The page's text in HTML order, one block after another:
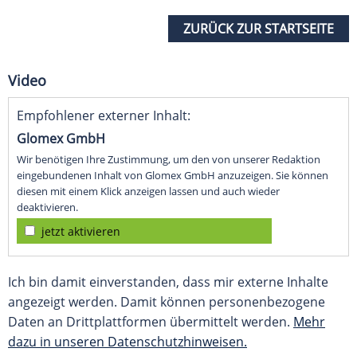
ZURÜCK ZUR STARTSEITE
Video
Empfohlener externer Inhalt:
Glomex GmbH
Wir benötigen Ihre Zustimmung, um den von unserer Redaktion
eingebundenen Inhalt von Glomex GmbH anzuzeigen. Sie können
diesen mit einem Klick anzeigen lassen und auch wieder
deaktivieren.
jetzt aktivieren
Ich bin damit einverstanden, dass mir externe Inhalte
angezeigt werden. Damit können personenbezogene
Daten an Drittplattformen übermittelt werden. Mehr
dazu in unseren Datenschutzhinweisen.